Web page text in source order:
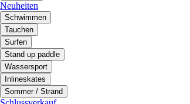
Neuheiten
Schwimmen
Tauchen
Surfen
Stand up paddle
Wassersport
Inlineskates
Sommer / Strand